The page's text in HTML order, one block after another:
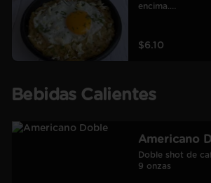
encima.
$6.10
Bebidas Calientes
Americano
Doble shot de
9 onzas